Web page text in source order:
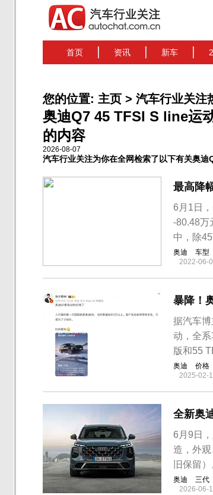
首页 资讯 新车
您的位置: 主页 > 汽车行业关注
奥迪Q7 45 TFSI S line运
的内容
2026-08-07
汽车行业关注为你在全网检索了以下有关奥迪
最高降
6月1日
-80.48万
中，除
奥迪 车型
2022-06-
暴降！
据汽车
动，全
版和55
奥迪 价格
2025-02-
全新奥
6月9日
造，外
旧保留
奥迪 三代
2026-06-